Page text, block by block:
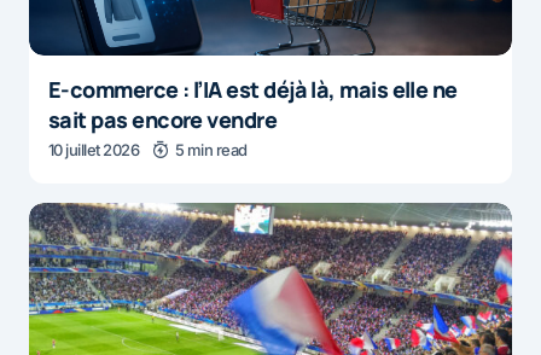
E-commerce : l’IA est déjà là, mais elle ne
sait pas encore vendre
10 juillet 2026 5 min read